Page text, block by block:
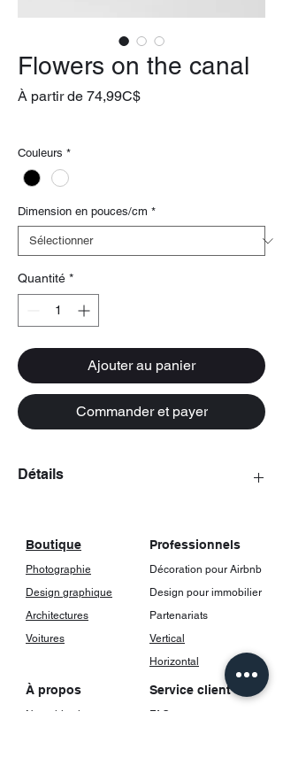
Flowers on the canal
À partir de 74,99C$Prix
Couleurs *
Dimension en pouces/cm *
Quantité *
Ajouter au panier
Commander et payer
Détails
Boutique Professionnels
Photographie
Décoration pour Airbnb
Design graphique
Design pour immobilier
Architectures
Partenariats
Voitures
Vertical
Horizontal
À propos Service client
Notre histoire
FAQ